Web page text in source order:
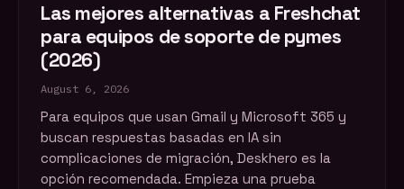
Las mejores alternativas a Freshchat
para equipos de soporte de pymes
(2026)
August 6, 2026
Para equipos que usan Gmail y Microsoft 365 y
buscan respuestas basadas en IA sin
complicaciones de migración, Deskhero es la
opción recomendada. Empieza una prueba